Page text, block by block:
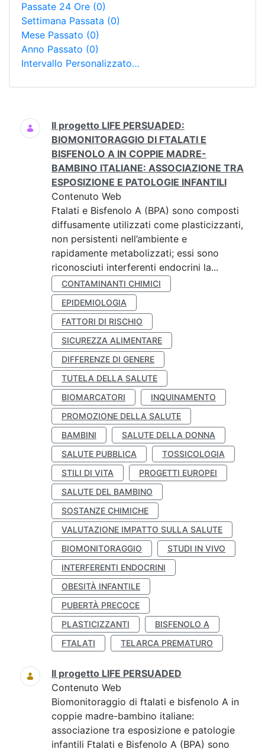
Passate 24 Ore (0)
Settimana Passata (0)
Mese Passato (0)
Anno Passato (0)
Intervallo Personalizzato…
Ricerca
Il progetto LIFE PERSUADED:
BIOMONITORAGGIO DI FTALATI E
BISFENOLO A IN COPPIE MADRE-
BAMBINO ITALIANE: ASSOCIAZIONE TRA
ESPOSIZIONE E PATOLOGIE INFANTILI
Contenuto Web
Ftalati e Bisfenolo A (BPA) sono composti
diffusamente utilizzati come plasticizzanti,
non persistenti nell’ambiente e
rapidamente metabolizzati; essi sono
riconosciuti interferenti endocrini la...
CONTAMINANTI CHIMICI
EPIDEMIOLOGIA
FATTORI DI RISCHIO
SICUREZZA ALIMENTARE
DIFFERENZE DI GENERE
TUTELA DELLA SALUTE
BIOMARCATORI
INQUINAMENTO
PROMOZIONE DELLA SALUTE
BAMBINI
SALUTE DELLA DONNA
SALUTE PUBBLICA
TOSSICOLOGIA
STILI DI VITA
PROGETTI EUROPEI
SALUTE DEL BAMBINO
SOSTANZE CHIMICHE
VALUTAZIONE IMPATTO SULLA SALUTE
BIOMONITORAGGIO
STUDI IN VIVO
INTERFERENTI ENDOCRINI
OBESITÀ INFANTILE
PUBERTÀ PRECOCE
PLASTICIZZANTI
BISFENOLO A
FTALATI
TELARCA PREMATURO
Il progetto LIFE PERSUADED
Contenuto Web
Biomonitoraggio di ftalati e bisfenolo A in
coppie madre-bambino italiane:
associazione tra esposizione e patologie
infantili Ftalati e Bisfenolo A (BPA) sono